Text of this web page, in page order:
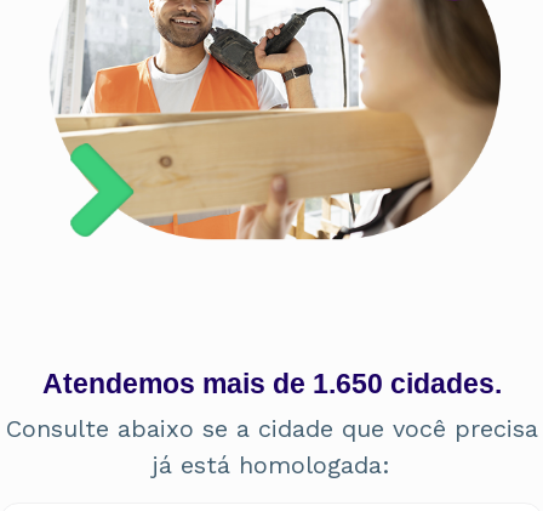
Atendemos mais de 1.650 cidades.
Consulte abaixo se a cidade que você precisa
já está homologada: